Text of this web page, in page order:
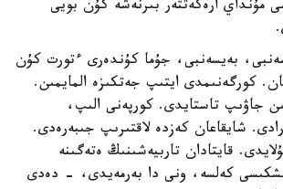
مۇنداي ارەكەتتەر بىرنەشە كۇن بويى
بەيسەنبى، جۇما كۇندەرى ءتورت كۇن
كورگەنىمدى ايتىپ جەتكىزە المايمىن.
جاۋىپ تاستايدى. كورپەنى الىپ،
شايقاعان كەزدە لاقتىرىپ جىبەرەدى.
قايتادان تاربيەشىنىڭ ەتەگىنە
كەلسە، ونى دا بەرمەيدى، - دەدى